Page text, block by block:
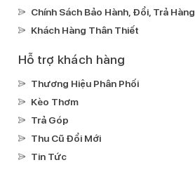
Chính Sách Bảo Hành, Đổi, Trả Hàng
Khách Hàng Thân Thiết
Hỗ trợ khách hàng
Thương Hiệu Phân Phối
Kèo Thơm
Trả Góp
Thu Cũ Đổi Mới
Tin Tức